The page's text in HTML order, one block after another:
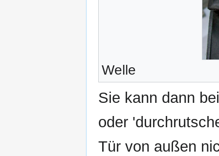
Welle
Sie kann dann
oder
Tür von außen